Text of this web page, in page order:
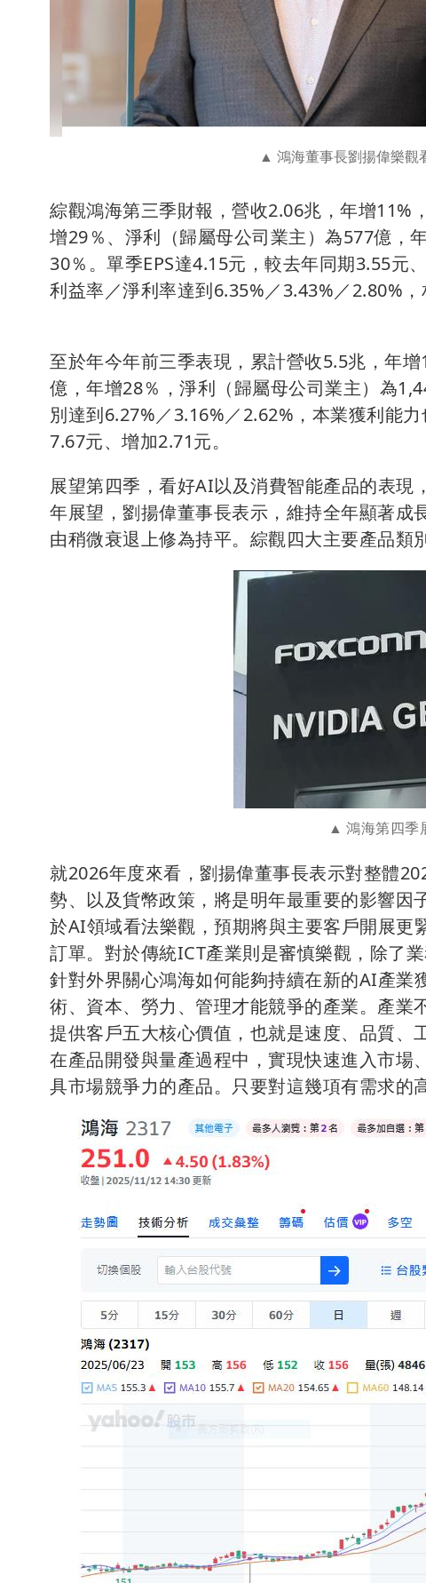
鴻海董事長劉揚偉樂觀
綜觀鴻海第三季財報，營收2.06兆，年增11%
增29％、淨利（歸屬母公司業主）為577億，
30％。單季EPS達4.15元，較去年同期3.55元
利益率／淨利率達到6.35%／3.43%／2.80%
至於年今年前三季表現，累計營收5.5兆，年
億，年增28％，淨利（歸屬母公司業主）為
別達到6.27%／3.16%／2.62%，本業獲利能
7.67元、增加2.71元。
展望第四季，看好AI以及消費智能產品的表
年展望，劉揚偉董事長表示，維持全年顯著成
由稍微衰退上修為持平。綜觀四大主要產品類
鴻海第四季
就2026年度來看，劉揚偉董事長表示對整體
勢、以及貨幣政策，將是明年最重要的影響
於AI領域看法樂觀，預期將與主要客戶開展更
訂單。對於傳統ICT產業則是審慎樂觀，除了
針對外界關心鴻海如何能夠持續在新的AI產業
術、資本、勞力、管理才能競爭的產業。產
提供客戶五大核心價值，也就是速度、品質、
在產品開發與量產過程中，實現快速進入市場
具市場競爭力的產品。只要對這幾項有需求的